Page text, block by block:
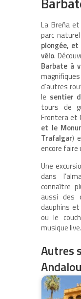
La Breña
parc
plongée, et
vélo.
Barbate à
d’autres
le sentier
tours de
Frontera et
et le
Trafalgar)
encore faire
Une
dans
connaître
aussi des
dauphins
ou le
musique live.
Autres